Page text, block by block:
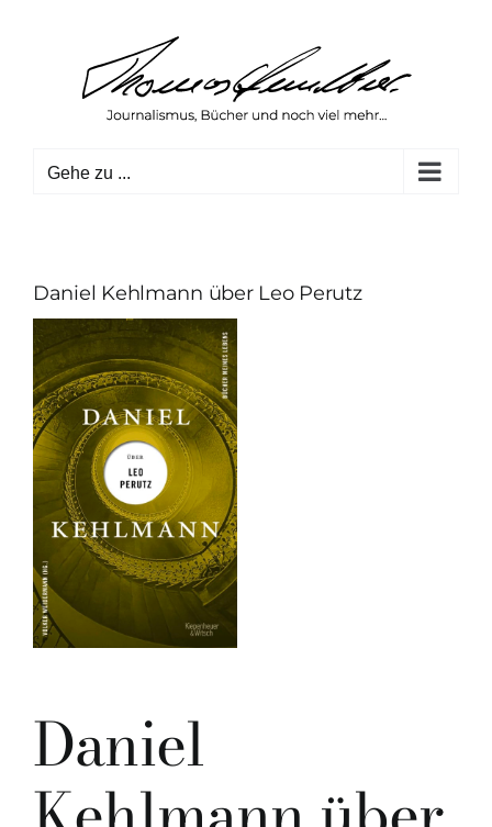
springen
Gehe zu ...
Daniel Kehlmann über Leo Perutz
Daniel